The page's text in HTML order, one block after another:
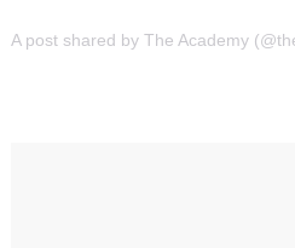
A post shared by The Academy